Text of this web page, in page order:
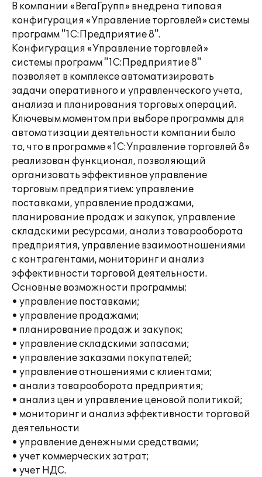
В компании «ВегаГрупп» внедрена типовая
конфигурация «Управление торговлей» системы
программ "1С:Предприятие 8".
Конфигурация «Управление торговлей»
системы программ "1С:Предприятие 8"
позволяет в комплексе автоматизировать
задачи оперативного и управленческого учета,
анализа и планирования торговых операций.
Ключевым моментом при выборе программы для
автоматизации деятельности компании было
то, что в программе «1С:Управление торговлей 8»
реализован функционал, позволяющий
организовать эффективное управление
торговым предприятием: управление
поставками, управление продажами,
планирование продаж и закупок, управление
складскими ресурсами, анализ товарооборота
предприятия, управление взаимоотношениями
с контрагентами, мониторинг и анализ
эффективности торговой деятельности.
Основные возможности программы:
• управление поставками;
• управление продажами;
• планирование продаж и закупок;
• управление складскими запасами;
• управление заказами покупателей;
• управление отношениями с клиентами;
• анализ товарооборота предприятия;
• анализ цен и управление ценовой политикой;
• мониторинг и анализ эффективности торговой
деятельности
• управление денежными средствами;
• учет коммерческих затрат;
• учет НДС.